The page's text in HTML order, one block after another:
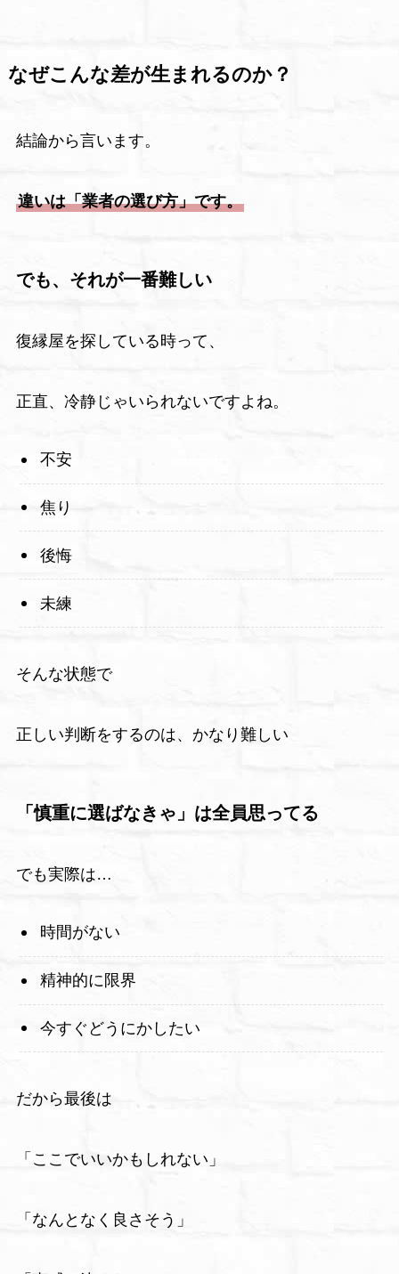
なぜこんな差が生まれるのか？
結論から言います。
違いは「業者の選び方」です。
でも、それが一番難しい
復縁屋を探している時って、
正直、冷静じゃいられないですよね。
不安
焦り
後悔
未練
そんな状態で
正しい判断をするのは、かなり難しい
「慎重に選ばなきゃ」は全員思ってる
でも実際は…
時間がない
精神的に限界
今すぐどうにかしたい
だから最後は
「ここでいいかもしれない」
「なんとなく良さそう」